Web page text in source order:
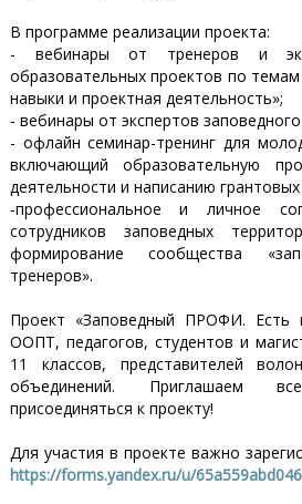
В программе реализации проекта:
- вебинары от тренеров и
образовательных проектов по
навыки и проектная деятельность»;
- вебинары от экспертов
- офлайн семинар-тренинг для
включающий образовательную
деятельности и написанию грантовых
-профессиональное и личное
сотрудников заповедных
формирование сообщества
тренеров».
Проект «Заповедный ПРОФИ. Есть
ООПТ, педагогов, студентов и
11 классов, представителей
объединений. Приглашаем
присоединяться к проекту!
Для участия в проекте важно
https://forms.yandex.ru/u/